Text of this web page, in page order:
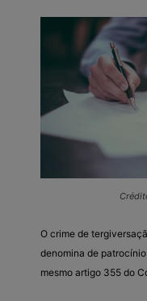
O crime de
denomina de
mesmo artigo 355 do